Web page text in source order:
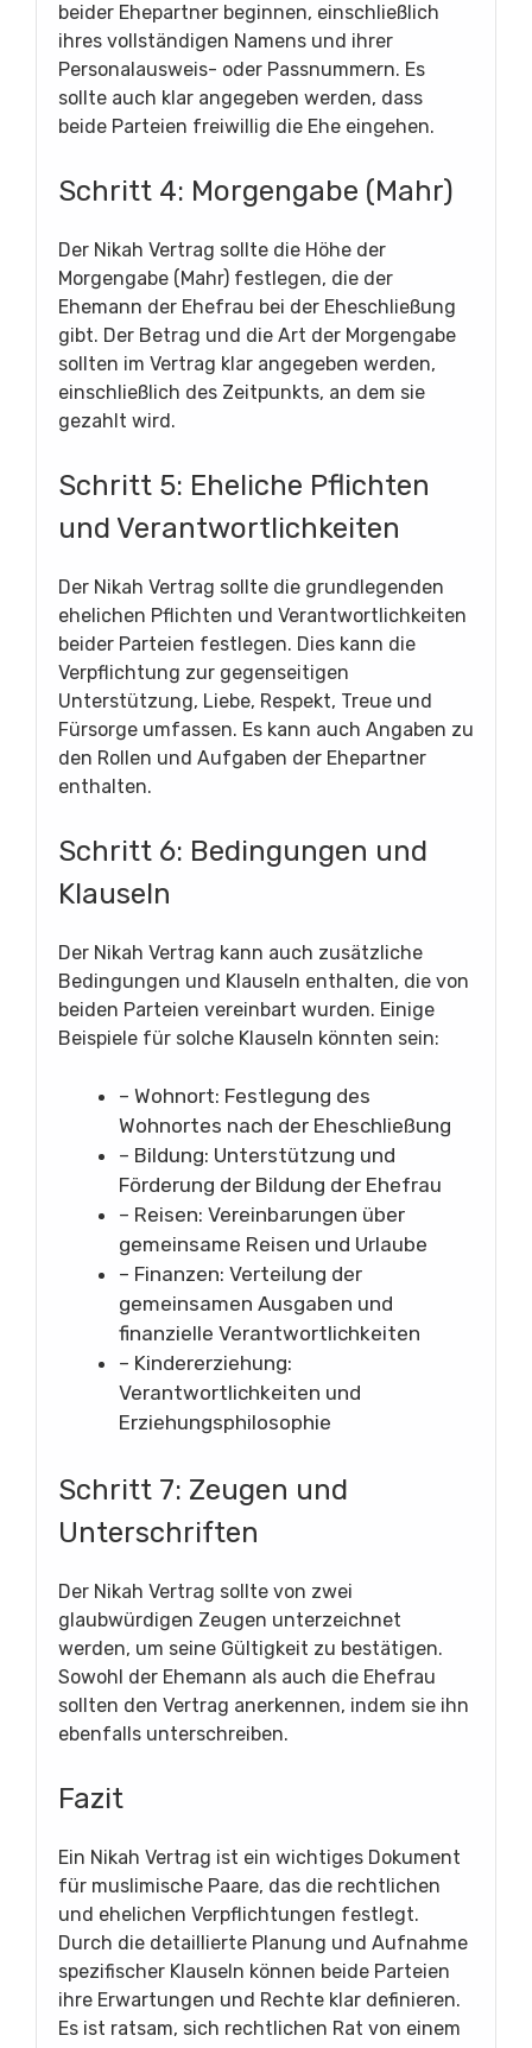
beider Ehepartner beginnen, einschließlich
ihres vollständigen Namens und ihrer
Personalausweis- oder Passnummern. Es
sollte auch klar angegeben werden, dass
beide Parteien freiwillig die Ehe eingehen.
Schritt 4: Morgengabe (Mahr)
Der Nikah Vertrag sollte die Höhe der
Morgengabe (Mahr) festlegen, die der
Ehemann der Ehefrau bei der Eheschließung
gibt. Der Betrag und die Art der Morgengabe
sollten im Vertrag klar angegeben werden,
einschließlich des Zeitpunkts, an dem sie
gezahlt wird.
Schritt 5: Eheliche Pflichten
und Verantwortlichkeiten
Der Nikah Vertrag sollte die grundlegenden
ehelichen Pflichten und Verantwortlichkeiten
beider Parteien festlegen. Dies kann die
Verpflichtung zur gegenseitigen
Unterstützung, Liebe, Respekt, Treue und
Fürsorge umfassen. Es kann auch Angaben zu
den Rollen und Aufgaben der Ehepartner
enthalten.
Schritt 6: Bedingungen und
Klauseln
Der Nikah Vertrag kann auch zusätzliche
Bedingungen und Klauseln enthalten, die von
beiden Parteien vereinbart wurden. Einige
Beispiele für solche Klauseln könnten sein:
– Wohnort: Festlegung des
Wohnortes nach der Eheschließung
– Bildung: Unterstützung und
Förderung der Bildung der Ehefrau
– Reisen: Vereinbarungen über
gemeinsame Reisen und Urlaube
– Finanzen: Verteilung der
gemeinsamen Ausgaben und
finanzielle Verantwortlichkeiten
– Kindererziehung:
Verantwortlichkeiten und
Erziehungsphilosophie
Schritt 7: Zeugen und
Unterschriften
Der Nikah Vertrag sollte von zwei
glaubwürdigen Zeugen unterzeichnet
werden, um seine Gültigkeit zu bestätigen.
Sowohl der Ehemann als auch die Ehefrau
sollten den Vertrag anerkennen, indem sie ihn
ebenfalls unterschreiben.
Fazit
Ein Nikah Vertrag ist ein wichtiges Dokument
für muslimische Paare, das die rechtlichen
und ehelichen Verpflichtungen festlegt.
Durch die detaillierte Planung und Aufnahme
spezifischer Klauseln können beide Parteien
ihre Erwartungen und Rechte klar definieren.
Es ist ratsam, sich rechtlichen Rat von einem